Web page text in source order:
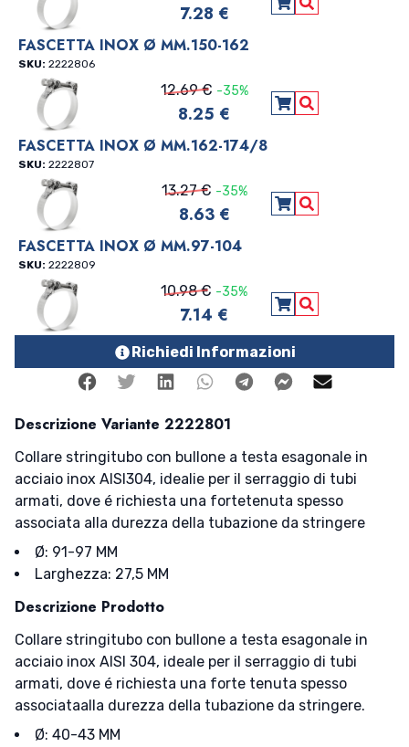
7.28 € Aggiungi al
Vedi Dettagli
FASCETTA INOX Ø MM.150-162
SKU: 2222806
12.69 € -35%
8.25 € Aggiungi al
Vedi Dettagli
FASCETTA INOX Ø MM.162-174/8
SKU: 2222807
13.27 € -35%
8.63 € Aggiungi al
Vedi Dettagli
FASCETTA INOX Ø MM.97-104
SKU: 2222809
10.98 € -35%
7.14 € Aggiungi al
Vedi Dettagli
Richiedi Informazioni
FacebookTwitterLinkedinWhatsappTelegramFacebook
Descrizione Variante 2222801
Collare stringitubo con bullone a testa esagonale in
acciaio inox AISI304, idealie per il serraggio di tubi
armati, dove é richiesta una fortetenuta spesso
associata alla durezza della tubazione da stringere
Ø: 91-97 MM
Larghezza: 27,5 MM
Descrizione Prodotto
Collare stringitubo con bullone a testa esagonale in
acciaio inox AISI 304, ideale per il serraggio di tubi
armati, dove é richiesta una forte tenuta spesso
associataalla durezza della tubazione da stringere.
Ø: 40-43 MM